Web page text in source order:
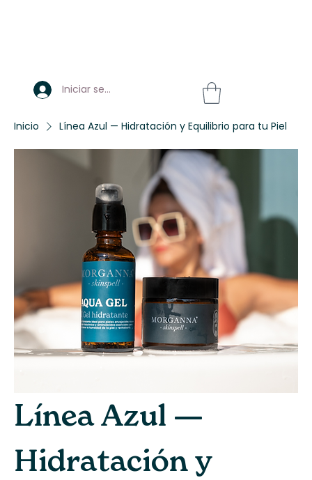
Iniciar sesión
Inicio Línea Azul — Hidratación y Equilibrio para tu Piel
Línea Azul —
Hidratación y